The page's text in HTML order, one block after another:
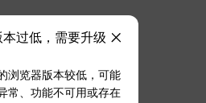
过低，需要升级
浏览器版本较低，可能
常、功能不可用或存在